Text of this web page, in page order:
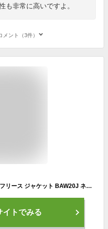
も非常に高いですよ。
ント（3件）
アシックス(asics) 野球 ジュニア用 フリース ジャケット BAW20J ネイビー 150
イトでみる